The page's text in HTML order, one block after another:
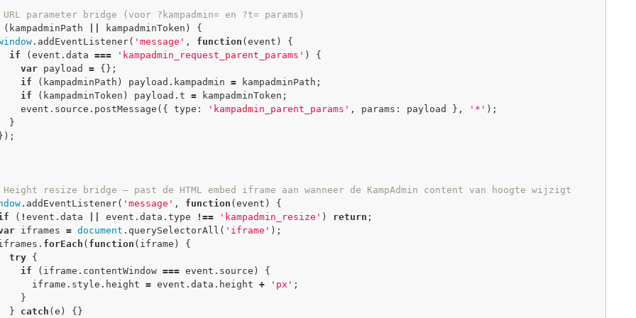
parameter bridge (voor ?kampadmin= en ?t= params)
(kampadminPath
kampadminToken) {
. addEventListener( 'message' , function (event) {
if (event.data === 'kampadmin_request_parent_params' ) {
var payload = {};
if (kampadminPath) payload.kampadmin = kampadminPath;
if (kampadminToken) payload.t = kampadminToken;
        event.source.
postMessage ({ type: 'kampadmin_parent_params' , params: payload }, '*' );
      }
});
resize bridge — past de HTML embed iframe aan wanneer de KampAdmin content van hoogte wijzigt
. addEventListener( 'message' , function (event) {
( ! event.data event.data.type ! == 'kampadmin_resize' ) return ;
iframes = document . querySelectorAll ( 'iframe' );
iframes.
forEach ( function (iframe) {
try {
if (iframe.contentWindow === event.source) {
          iframe.style.height
= event.data.height + 'px' ;
        }
      }
catch (e) {}